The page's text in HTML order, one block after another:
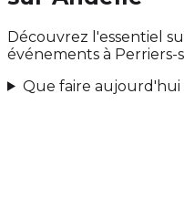
Découvrez l'essentiel
événements à
Que faire aujourd'hui